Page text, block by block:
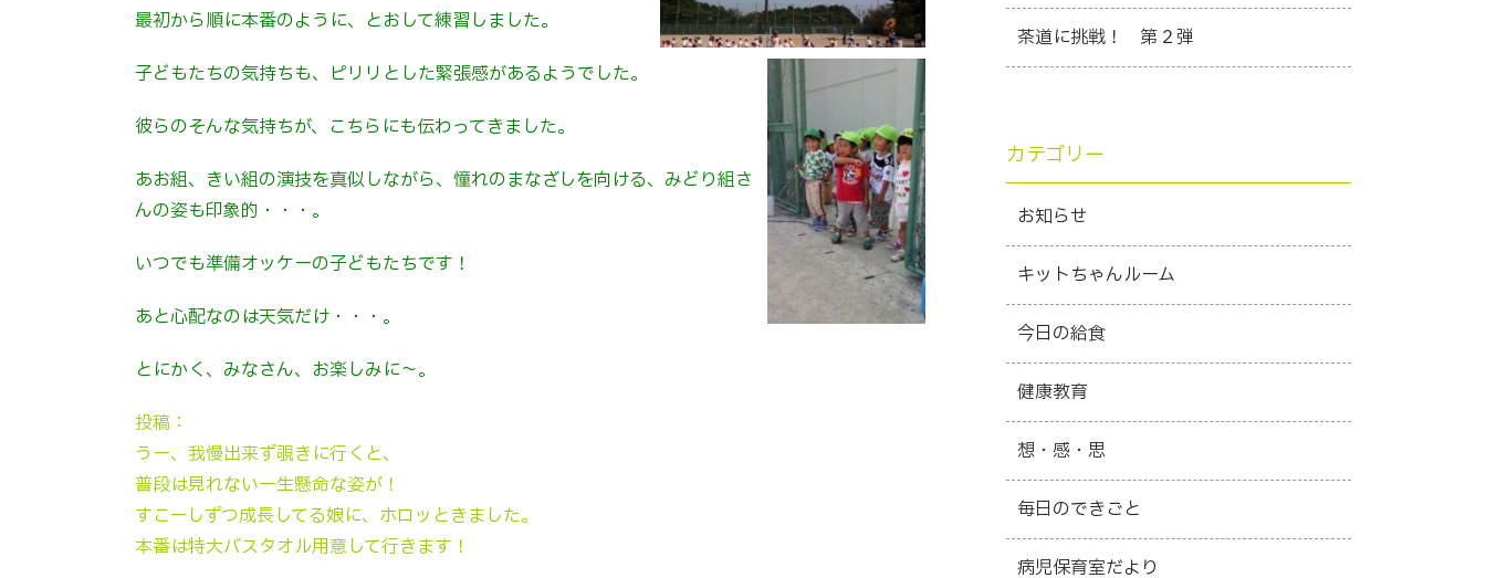
最初から順に本番のように、とおして練習しました。
子どもたちの気持ちも、ピリリとした緊張感があるようでした。
彼らのそんな気持ちが、こちらにも伝わってきました。
あお組、きい組の演技を真似しながら、憧れのまなざしを向ける、みどり組さ
んの姿も印象的・・・。
いつでも準備オッケーの子どもたちです！
あと心配なのは天気だけ・・・。
とにかく、みなさん、お楽しみに～。
投稿：
うー、我慢出来ず覗きに行くと、
普段は見れない一生懸命な姿が！
すこーしずつ成長してる娘に、ホロッときました。
本番は特大バスタオル用意して行きます！
茶道に挑戦！ 第２弾
カテゴリー
お知らせ
キットちゃんルーム
今日の給食
健康教育
想・感・思
毎日のできごと
病児保育室だより